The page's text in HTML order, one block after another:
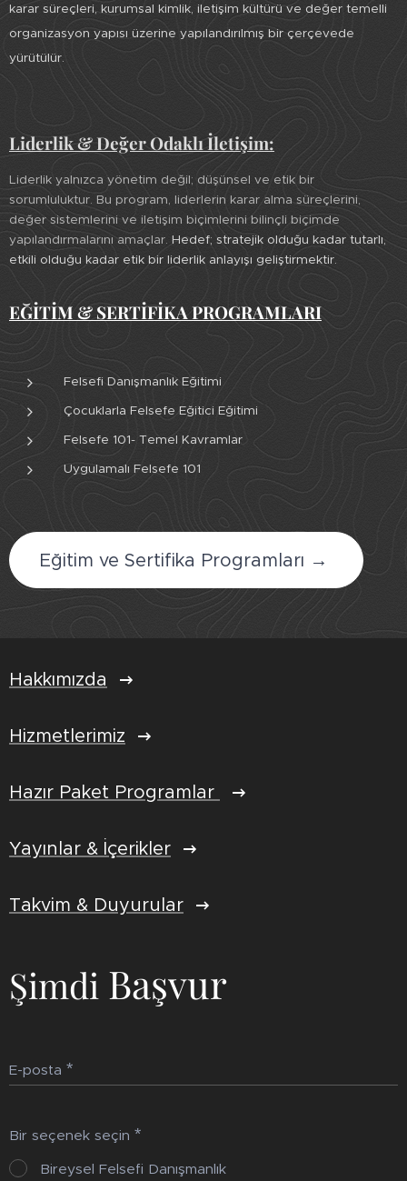
karar süreçleri, kurumsal kimlik, iletişim kültürü ve değer temelli
organizasyon yapısı üzerine yapılandırılmış bir çerçevede
yürütülür.
Liderlik & Değer Odaklı İletişim:
Liderlik yalnızca yönetim değil; düşünsel ve etik bir
sorumluluktur. Bu program, liderlerin karar alma süreçlerini,
değer sistemlerini ve iletişim biçimlerini bilinçli biçimde
yapılandırmalarını amaçlar. Hedef; stratejik olduğu kadar tutarlı,
etkili olduğu kadar etik bir liderlik anlayışı geliştirmektir.
EĞİTİM & SERTİFİKA PROGRAMLARI
Felsefi Danışmanlık Eğitimi
Çocuklarla Felsefe Eğitici Eğitimi
Felsefe 101- Temel Kavramlar
Uygulamalı Felsefe 101
Eğitim ve Sertifika Programları →
Hakkımızda
Hizmetlerimiz
Hazır Paket Programlar
Yayınlar & İçerikler
Takvim & Duyurular
Şimdi Başvur
E-posta
Bir seçenek seçin
Bireysel Felsefi Danışmanlık